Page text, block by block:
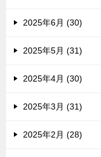
2025年6月 (30)
2025年5月 (31)
2025年4月 (30)
2025年3月 (31)
2025年2月 (28)